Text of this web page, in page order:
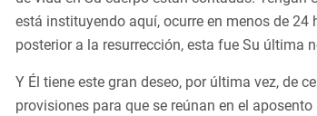
está instituyendo aquí, ocurre en menos de 24
posterior a la resurrección, esta fue Su última
Y Él tiene este gran deseo, por última vez, de
provisiones para que se reúnan en el